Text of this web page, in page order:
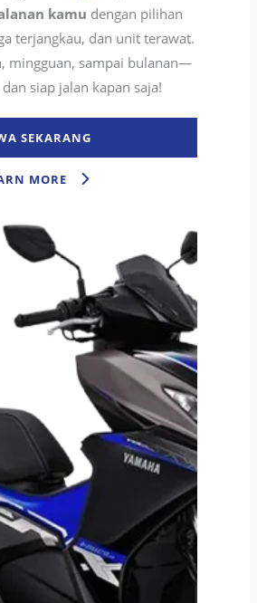
kamu dengan pilihan
terjangkau, dan unit terawat.
mingguan, sampai bulanan—
siap jalan kapan saja!
SEKARANG
MORE